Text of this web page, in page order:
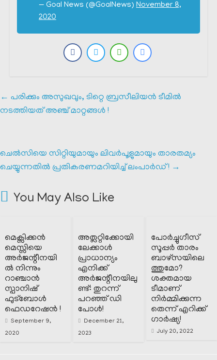
— Goal News (@GoalNews) November 8,
2020
← പരിക്കും അസുഖവും, ടിറ്റെ ബ്രസീലിയൻ ടീമിൽ
നടത്തിയത് അഞ്ച് മാറ്റങ്ങൾ !
ചെൽസിയെ സിറ്റിയുമായും ലിവർപൂളുമായും താരതമ്യം
ചെയ്യുന്നതിൽ പ്രതികരണമറിയിച്ച് ലംപാർഡ് ! →
You May Also Like
മെക്സിക്കൻ
മെസ്സിയെ
അർജന്റീനയി
ൽ നിന്നും
റാഞ്ചാൻ
സ്പാനിഷ്
ഫുട്ബോൾ
ഫെഡറേഷൻ !
September 9,
2020
അത്ലറ്റിക്കോയി
ലേക്കാൾ
പ്രാധാന്യം
എനിക്ക്
അർജന്റീനയിലു
ണ്ട്: തുറന്ന്
പറഞ്ഞ് ഡി
പോൾ!
December 21,
2023
പോർച്ചുഗീസ്
സൂപ്പർ താരം
ബാഴ്സയിലെ
ത്തുമോ?
ശക്തമായ
ടീമാണ്
നിർമ്മിക്കുന്ന
തെന്ന് എറിക്ക്
ഗാർഷ്യ!
July 20, 2022